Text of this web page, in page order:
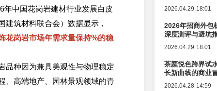
年中国花岗岩建材行业发展白皮
建筑材料联合会）数据显示，
花岗岩市场年需求量保持%的稳
品种因为兼具美观性与物理稳定
、高端地产、园林景观领域的青
2026.04.29 18:01
2026年招商外包
深度测评与避坑
2026.04.29 18:01
茶颜悦色跨界试
长新曲线的商业
2026.04.28 14:59